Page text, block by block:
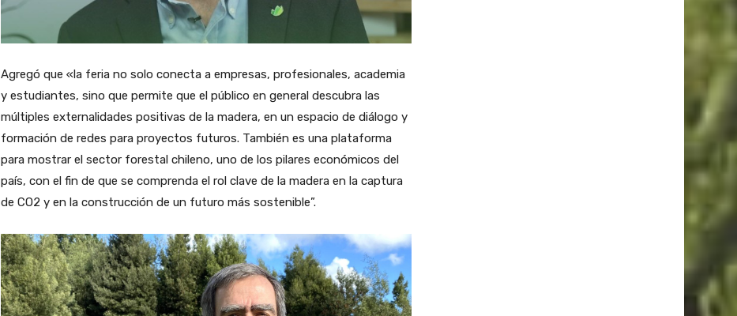
Agregó que «la feria no solo conecta a empresas, profesionales, academia
y estudiantes, sino que permite que el público en general descubra las
múltiples externalidades positivas de la madera, en un espacio de diálogo y
formación de redes para proyectos futuros. También es una plataforma
para mostrar el sector forestal chileno, uno de los pilares económicos del
país, con el fin de que se comprenda el rol clave de la madera en la captura
de CO2 y en la construcción de un futuro más sostenible”.